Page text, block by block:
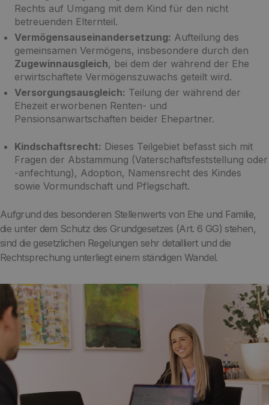
Rechts auf Umgang mit dem Kind für den nicht
betreuenden Elternteil.
Vermögensauseinandersetzung: Aufteilung des
gemeinsamen Vermögens, insbesondere durch den
Zugewinnausgleich, bei dem der während der Ehe
erwirtschaftete Vermögenszuwachs geteilt wird.
Versorgungsausgleich: Teilung der während der
Ehezeit erworbenen Renten- und
Pensionsanwartschaften beider Ehepartner.
Kindschaftsrecht: Dieses Teilgebiet befasst sich mit
Fragen der Abstammung (Vaterschaftsfeststellung oder
-anfechtung), Adoption, Namensrecht des Kindes
sowie Vormundschaft und Pflegschaft.
Aufgrund des besonderen Stellenwerts von Ehe und Familie,
die unter dem Schutz des Grundgesetzes (Art. 6 GG) stehen,
sind die gesetzlichen Regelungen sehr detailliert und die
Rechtsprechung unterliegt einem ständigen Wandel.